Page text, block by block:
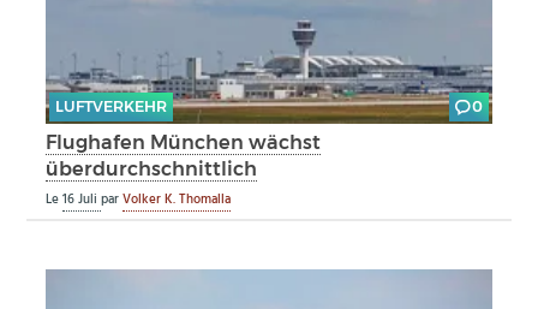
LUFTVERKEHR 0
Flughafen München wächst
überdurchschnittlich
Le16 JuliparVolker K. Thomalla